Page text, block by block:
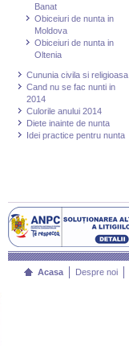
Banat
Obiceiuri de nunta in
Moldova
Obiceiuri de nunta in
Oltenia
Cununia civila si religioasa
Cand nu se fac nunti in
2014
Culorile anului 2014
Diete inainte de nunta
Idei practice pentru nunta
Acasa Despre noi